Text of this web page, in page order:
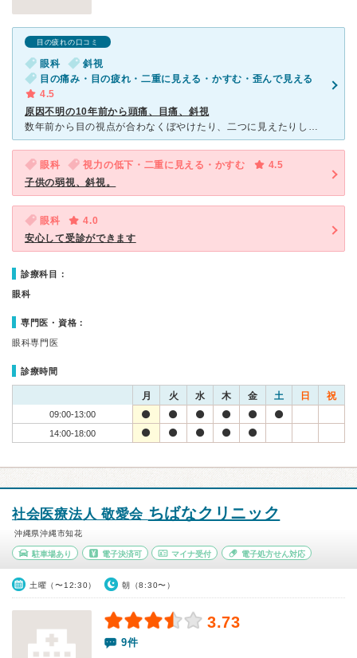
目の疲れの口コミ
眼科
斜視
目の痛み・目の疲れ・二重に見える・かすむ・歪んで見える
4.5
原因不明の10年前から頭痛、目痛、斜視
数年前から目の視点が合わなくぼやけたり、二つに見えたりしたため近くの眼科に行きましたが、疲れでしょう、根本的に治らない、気のせい？？といわれることもあり放置されるばかりでした。数年経っても変わらず頭痛
眼科 視力の低下・二重に見える・かすむ
4.5
子供の弱視、斜視。
眼科
4.0
安心して受診ができます
診療科目：
眼科
専門医・資格：
眼科専門医
診療時間
月 火 水 木 金 土 日 祝
09:00-13:00
14:00-18:00
社会医療法人 敬愛会 ちばなクリニック
沖縄県沖縄市知花
駐車場あり 電子決済可 マイナ受付 電子処方せん対応
土曜（〜12:30） 朝（8:30〜）
3.73
9件